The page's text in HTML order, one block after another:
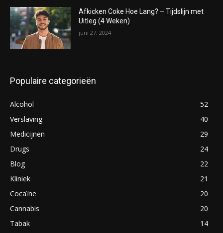
Afkicken Coke Hoe Lang? – Tijdslijn met
Uitleg (4 Weken)
juni 27, 2024
Populaire categorieën
Alcohol
52
Verslaving
40
Medicijnen
29
Drugs
24
Blog
22
Kliniek
21
Cocaïne
20
Cannabis
20
Tabak
14